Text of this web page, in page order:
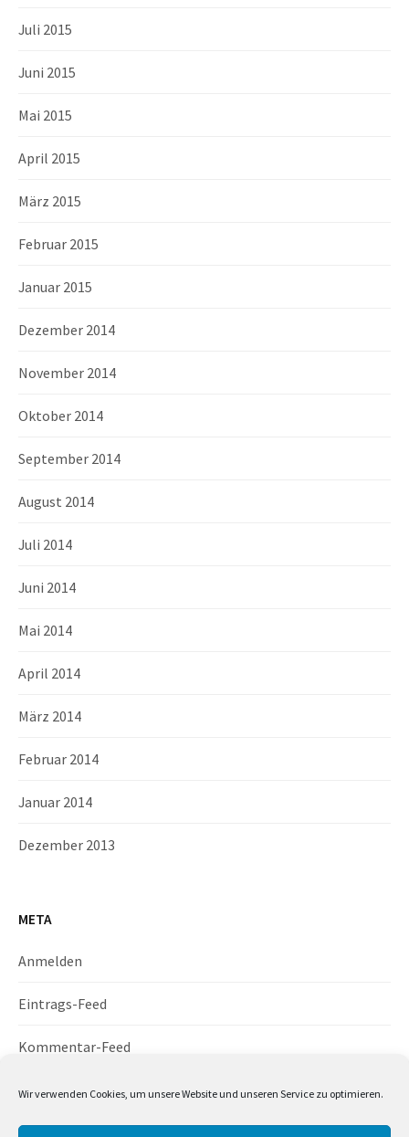
Wir verwenden Cookies, um unsere Website und unseren Service zu optimieren.
Juli 2015
Juni 2015
Mai 2015
April 2015
März 2015
Februar 2015
Januar 2015
Dezember 2014
November 2014
Oktober 2014
September 2014
August 2014
Juli 2014
Juni 2014
Mai 2014
April 2014
März 2014
Februar 2014
Januar 2014
Dezember 2013
META
Anmelden
Eintrags-Feed
Kommentar-Feed
WordPress.org